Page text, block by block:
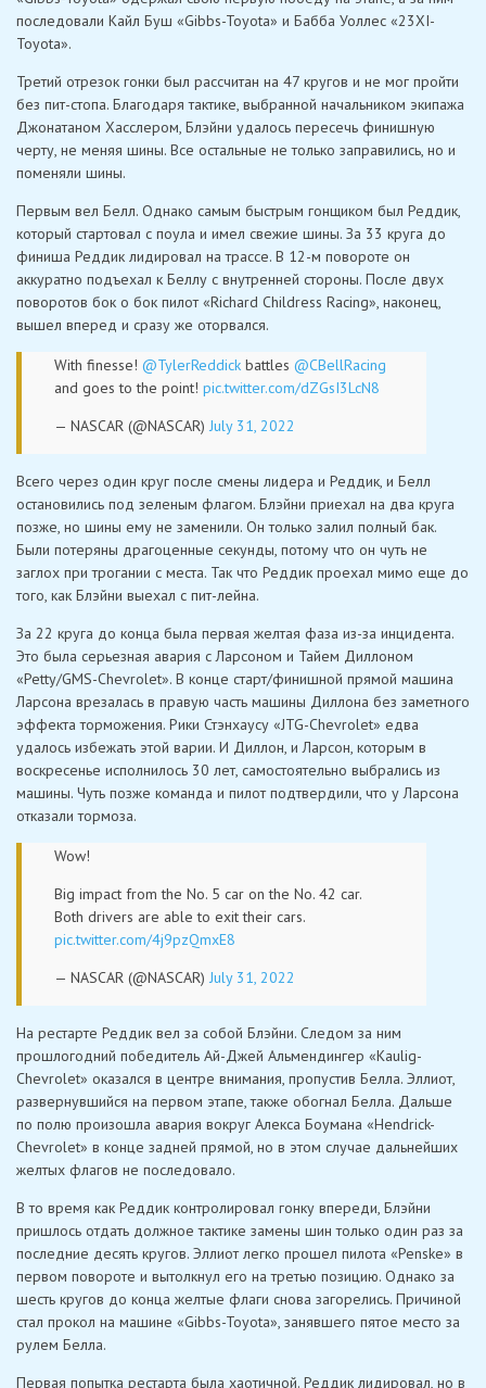
последовали Кайл Буш «Gibbs-Toyota» и Бабба Уоллес «23XI-
Toyota».
Третий отрезок гонки был рассчитан на 47 кругов и не мог пройти
без пит-стопа. Благодаря тактике, выбранной начальником экипажа
Джонатаном Хасслером, Блэйни удалось пересечь финишную
черту, не меняя шины. Все остальные не только заправились, но и
поменяли шины.
Первым вел Белл. Однако самым быстрым гонщиком был Реддик,
который стартовал с поула и имел свежие шины. За 33 круга до
финиша Реддик лидировал на трассе. В 12-м повороте он
аккуратно подъехал к Беллу с внутренней стороны. После двух
поворотов бок о бок пилот «Richard Childress Racing», наконец,
вышел вперед и сразу же оторвался.
With finesse! @TylerReddick battles @CBellRacing
and goes to the point! pic.twitter.com/dZGsI3LcN8
— NASCAR (@NASCAR) July 31, 2022
Всего через один круг после смены лидера и Реддик, и Белл
остановились под зеленым флагом. Блэйни приехал на два круга
позже, но шины ему не заменили. Он только залил полный бак.
Были потеряны драгоценные секунды, потому что он чуть не
заглох при трогании с места. Так что Реддик проехал мимо еще до
того, как Блэйни выехал с пит-лейна.
За 22 круга до конца была первая желтая фаза из-за инцидента.
Это была серьезная авария с Ларсоном и Тайем Диллоном
«Petty/GMS-Chevrolet». В конце старт/финишной прямой машина
Ларсона врезалась в правую часть машины Диллона без заметного
эффекта торможения. Рики Стэнхаусу «JTG-Chevrolet» едва
удалось избежать этой варии. И Диллон, и Ларсон, которым в
воскресенье исполнилось 30 лет, самостоятельно выбрались из
машины. Чуть позже команда и пилот подтвердили, что у Ларсона
отказали тормоза.
Wow!
Big impact from the No. 5 car on the No. 42 car.
Both drivers are able to exit their cars.
pic.twitter.com/4j9pzQmxE8
— NASCAR (@NASCAR) July 31, 2022
На рестарте Реддик вел за собой Блэйни. Следом за ним
прошлогодний победитель Ай-Джей Альмендингер «Kaulig-
Chevrolet» оказался в центре внимания, пропустив Белла. Эллиот,
развернувшийся на первом этапе, также обогнал Белла. Дальше
по полю произошла авария вокруг Алекса Боумана «Hendrick-
Chevrolet» в конце задней прямой, но в этом случае дальнейших
желтых флагов не последовало.
В то время как Реддик контролировал гонку впереди, Блэйни
пришлось отдать должное тактике замены шин только один раз за
последние десять кругов. Эллиот легко прошел пилота «Penske» в
первом повороте и вытолкнул его на третью позицию. Однако за
шесть кругов до конца желтые флаги снова загорелись. Причиной
стал прокол на машине «Gibbs-Toyota», занявшего пятое место за
рулем Белла.
Первая попытка рестарта была хаотичной. Реддик лидировал, но в